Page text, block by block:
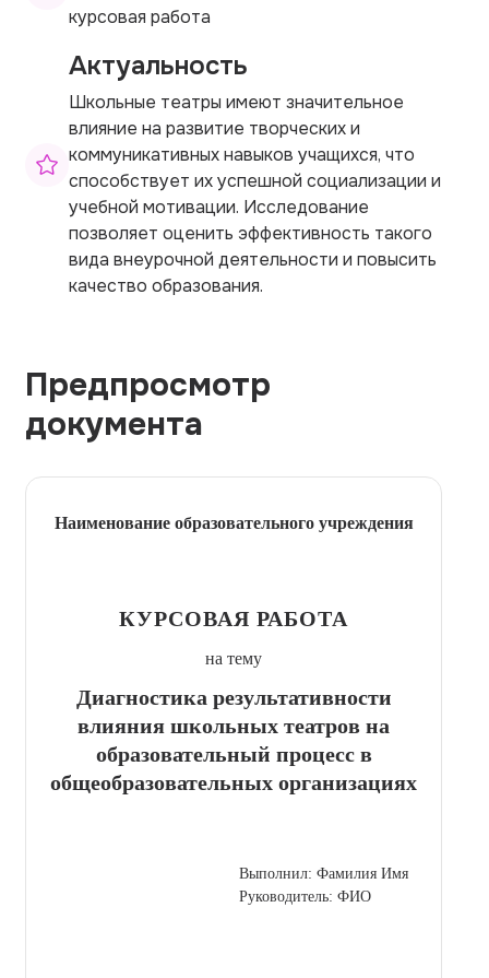
курсовая работа
Актуальность
Школьные театры имеют значительное
влияние на развитие творческих и
коммуникативных навыков учащихся, что
способствует их успешной социализации и
учебной мотивации. Исследование
позволяет оценить эффективность такого
вида внеурочной деятельности и повысить
качество образования.
Предпросмотр
документа
Наименование образовательного учреждения
КУРСОВАЯ РАБОТА
на тему
Диагностика результативности
влияния школьных театров на
образовательный процесс в
общеобразовательных организациях
Выполнил: Фамилия Имя
Руководитель: ФИО